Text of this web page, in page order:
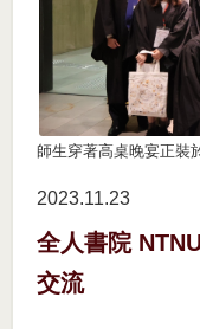
師生穿著高桌晚宴正裝
2023.11 23
全人書院
交流